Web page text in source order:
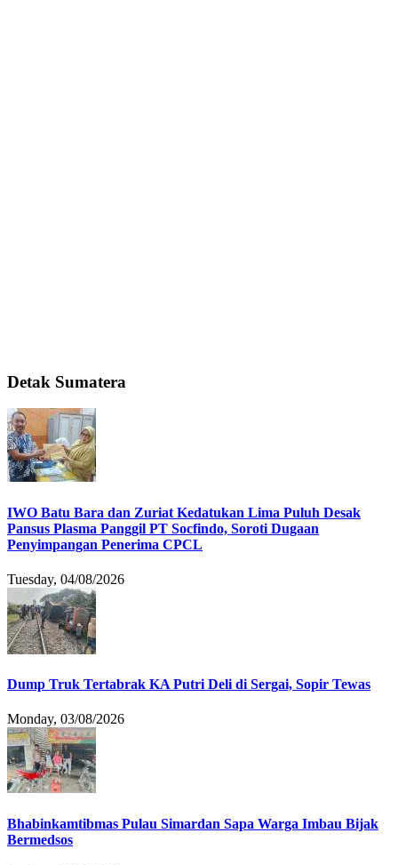
Detak Sumatera
IWO Batu Bara dan Zuriat Kedatukan Lima Puluh Desak
Pansus Plasma Panggil PT Socfindo, Soroti Dugaan
Penyimpangan Penerima CPCL
Tuesday, 04/08/2026
Dump Truk Tertabrak KA Putri Deli di Sergai, Sopir Tewas
Monday, 03/08/2026
Bhabinkamtibmas Pulau Simardan Sapa Warga Imbau Bijak
Bermedsos